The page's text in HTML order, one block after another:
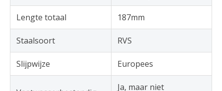
Lengte totaal 187mm
Staalsoort RVS
Slijpwijze Europees
Ja, maar niet